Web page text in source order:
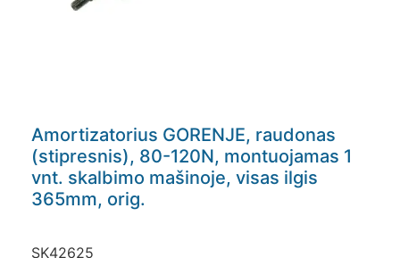
Amortizatorius GORENJE, raudonas
(stipresnis), 80-120N, montuojamas 1
vnt. skalbimo mašinoje, visas ilgis
365mm, orig.
SK42625